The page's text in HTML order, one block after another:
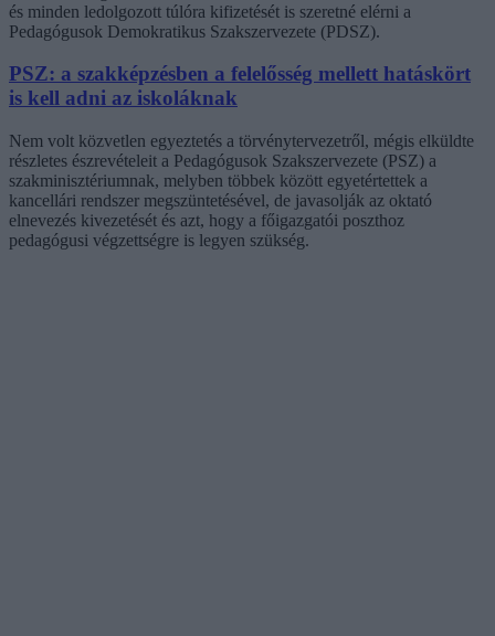
és minden ledolgozott túlóra kifizetését is szeretné elérni a
Pedagógusok Demokratikus Szakszervezete (PDSZ).
PSZ: a szakképzésben a felelősség mellett hatáskört
is kell adni az iskoláknak
Nem volt közvetlen egyeztetés a törvénytervezetről, mégis elküldte
részletes észrevételeit a Pedagógusok Szakszervezete (PSZ) a
szakminisztériumnak, melyben többek között egyetértettek a
kancellári rendszer megszüntetésével, de javasolják az oktató
elnevezés kivezetését és azt, hogy a főigazgatói poszthoz
pedagógusi végzettségre is legyen szükség.